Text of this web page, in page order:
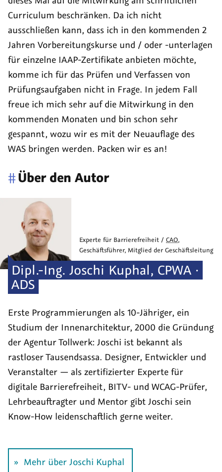
Curriculum beschränken. Da ich nicht
ausschließen kann, dass ich in den kommenden 2
Jahren Vorbereitungskurse und / oder -unterlagen
für einzelne IAAP-Zertifikate anbieten möchte,
komme ich für das Prüfen und Verfassen von
Prüfungsaufgaben nicht in Frage. In jedem Fall
freue ich mich sehr auf die Mitwirkung in den
kommenden Monaten und bin schon sehr
gespannt, wozu wir es mit der Neuauflage des
WAS bringen werden. Packen wir es an!
#Über den Autor
Dipl.-Ing. Joschi Kuphal, CPWA ·
ADS
Experte für Barrierefreiheit / CAO,
Geschäftsführer, Mitglied der Geschäftsleitung
Erste Programmierungen als 10-Jähriger, ein
Studium der Innen­architektur, 2000 die Grün­dung
der Agentur Tollwerk: Joschi ist bekannt als
rastloser Tausend­sassa. Designer, Entwickler und
Veranstalter — als zerti­fizierter Experte für
digitale Barriere­freiheit, BITV- und WCAG-Prüfer,
Lehr­beauf­tragter und Mentor gibt Joschi sein
Know-How leiden­schaftlich gerne weiter.
Mehr über Joschi Kuphal